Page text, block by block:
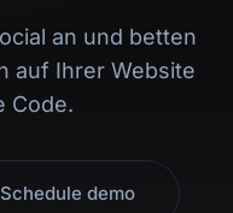
an und betten
auf Ihrer Website
Code.
Schedule demo